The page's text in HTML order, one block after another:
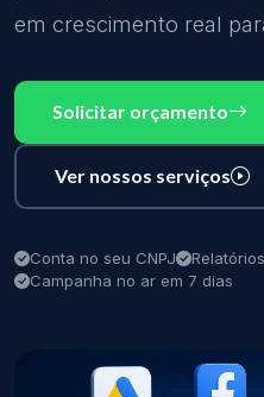
em crescimento real
Solicitar orçamento
Ver nossos serviços
Conta no seu CNPJ
Campanha no ar em 7 dias